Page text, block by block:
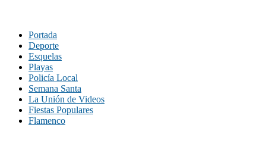
Portada
Deporte
Esquelas
Playas
Policía Local
Semana Santa
La Unión de Videos
Fiestas Populares
Flamenco